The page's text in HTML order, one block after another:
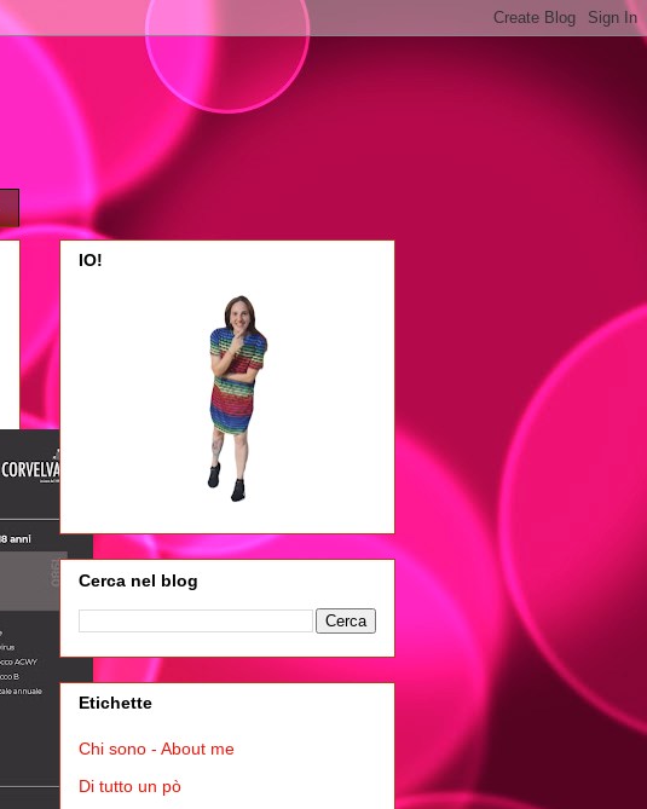
IO!
Cerca nel blog
Etichette
Chi sono - About me
Di tutto un pò